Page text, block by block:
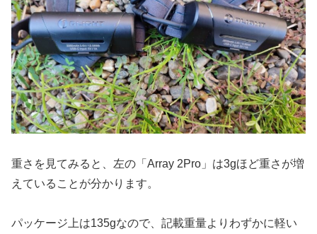
重さを見てみると、左の「Array 2Pro」は3gほど重さが増
えていることが分かります。
パッケージ上は135gなので、記載重量よりわずかに軽い